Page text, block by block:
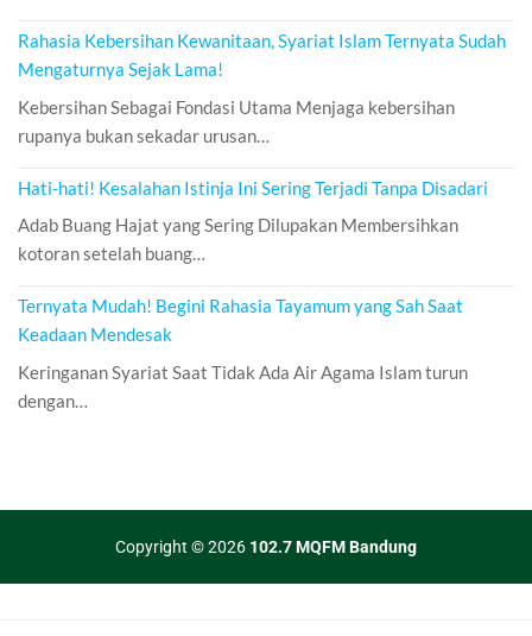
Rahasia Kebersihan Kewanitaan, Syariat Islam Ternyata Sudah
Mengaturnya Sejak Lama!
Kebersihan Sebagai Fondasi Utama Menjaga kebersihan
rupanya bukan sekadar urusan…
Hati-hati! Kesalahan Istinja Ini Sering Terjadi Tanpa Disadari
Adab Buang Hajat yang Sering Dilupakan Membersihkan
kotoran setelah buang…
Ternyata Mudah! Begini Rahasia Tayamum yang Sah Saat
Keadaan Mendesak
Keringanan Syariat Saat Tidak Ada Air Agama Islam turun
dengan…
Copyright © 2026 102.7 MQFM Bandung